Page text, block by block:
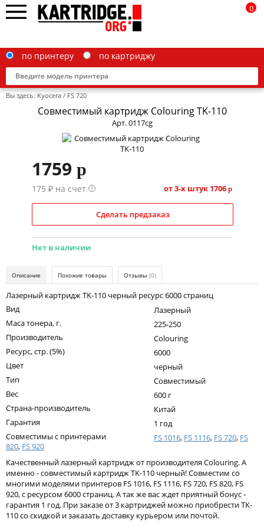
Canon
Epson
IBM
Kodak
Konica Minolta
Lexmark
OKI
Samsung
Sharp
Toshiba
Xerox
Для франкировальной машины
Ленточные картриджи
по принтеру по картриджу
0
Вы здесь: Kyocera / FS 720
Совместимый картридж Colouring TK-110
Арт. 0117cg
1759 p
175 ₽ на счет ? от 3-х штук 1706 p
Сделать предзаказ
Нет в наличии
Описание Похожие товары Отзывы (0)
Лазерный картридж TK-110 черный ресурс 6000 страниц
Вид
Лазерный
Маса тонера, г.
225-250
Производитель
Colouring
Ресурс, стр. (5%)
6000
Цвет
черный
Тип
Совместимый
Вес
600 г
Страна-производитель
Китай
Гарантия
1 год
Совместимы с принтерами
FS 1016, FS 1116, FS 720, FS
820, FS 920
Качественный лазерный картридж от производителя Colouring. А
именно - совместимый картридж TK-110 черный! Совместим со
многими моделями принтеров FS 1016, FS 1116, FS 720, FS 820, FS
920, с ресурсом 6000 страниц. А так же вас ждет приятный бонус -
гарантия 1 год. При заказе от 3 картриджей можно приобрести TK-
110 со скидкой и заказать доставку курьером или почтой.